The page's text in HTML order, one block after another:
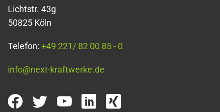
Lichtstr. 43g
50825 Köln
Telefon: +49 221/ 82 00 85 - 0
info@next-kraftwerke.de